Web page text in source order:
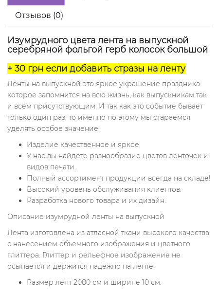
Отзывов (0)
Изумрудного цвета лента на выпускной
серебряной фольгой герб колосок большой
+ 30 грн если добавить стразы на ленту
Ленты на выпускной это яркое украшение праздника
которое запомнится на всю жизнь, как выпускникам так
и всем присутствующим. И так как это событие бывает
только один раз, то именно по этому мы стараемся
уделять особое значение:
Изделие качественное и яркое.
У нас вы найдете разнообразие цветов ленточек и
видов печати.
Полный ассортимент продукции всегда на складе!
Высокий уровень обслуживания клиентов.
Разработка нового товара и их дизайн.
Описание изумрудной ленты на выпускной
Лента изготовлена из атласной ткани высокого качества,
с нанесением объемного изображения и цветного
глиттера. Глиттер и рельефное изображение не
осыпается и держится надежно на ленте.
Размер лент 2000 см и ширине 10 см.